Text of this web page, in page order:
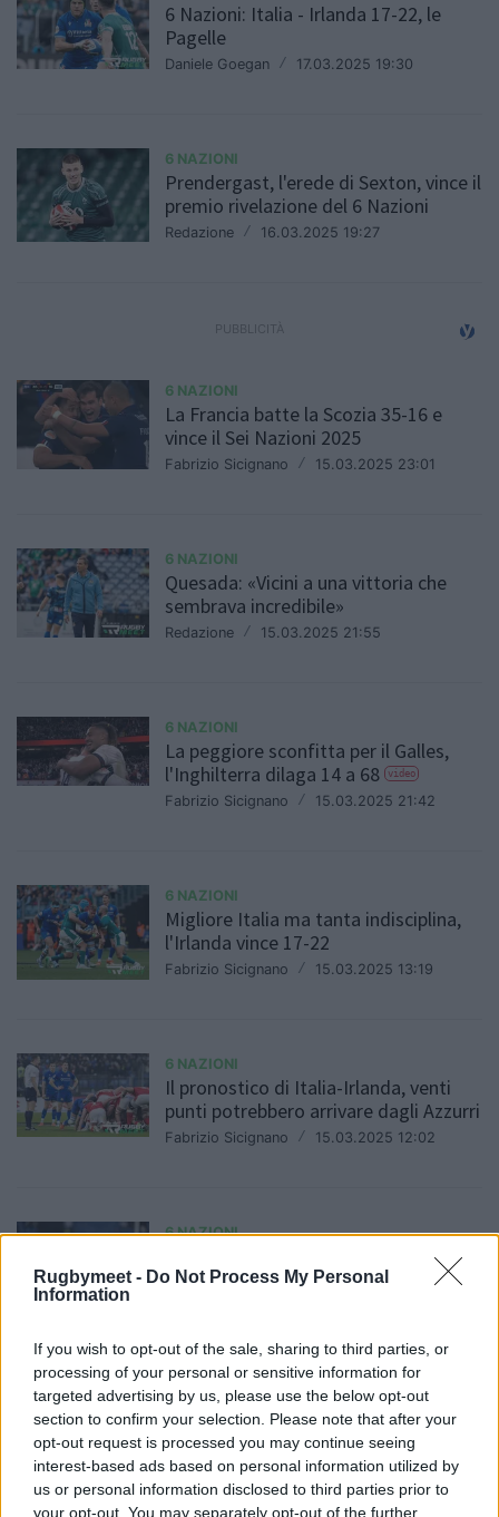
Rugbymeet - Do Not Process My Personal
Information
If you wish to opt-out of the sale, sharing to third parties, or
processing of your personal or sensitive information for
targeted advertising by us, please use the below opt-out
section to confirm your selection. Please note that after your
opt-out request is processed you may continue seeing
interest-based ads based on personal information utilized by
us or personal information disclosed to third parties prior to
your opt-out. You may separately opt-out of the further
6 Nazioni: Italia - Irlanda 17-22, le
Pagelle
Daniele Goegan / 17.03.2025 19:30
6 NAZIONI
Prendergast, l'erede di Sexton, vince il
premio rivelazione del 6 Nazioni
Redazione / 16.03.2025 19:27
6 NAZIONI
La Francia batte la Scozia 35-16 e
vince il Sei Nazioni 2025
Fabrizio Sicignano / 15.03.2025 23:01
6 NAZIONI
Quesada: «Vicini a una vittoria che
sembrava incredibile»
Redazione / 15.03.2025 21:55
6 NAZIONI
La peggiore sconfitta per il Galles,
l'Inghilterra dilaga 14 a 68 video
Fabrizio Sicignano / 15.03.2025 21:42
6 NAZIONI
Migliore Italia ma tanta indisciplina,
l'Irlanda vince 17-22
Fabrizio Sicignano / 15.03.2025 13:19
6 NAZIONI
Il pronostico di Italia-Irlanda, venti
punti potrebbero arrivare dagli Azzurri
Fabrizio Sicignano / 15.03.2025 12:02
6 NAZIONI
difesa, troppi punti concessi e
6 NAZIONI
L'Irlanda contro l'Italia ritrova
Furlong, Hansen e Ringrose
Daniele Goegan / 11.03.2025 09:06